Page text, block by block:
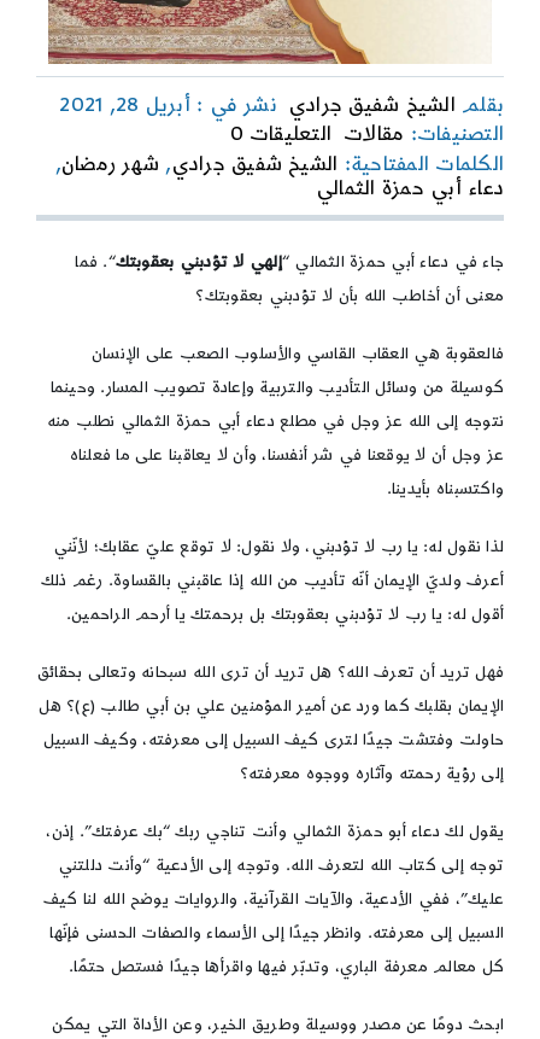
بقلم الشيخ شفيق جرادي نشر في : أبريل 28, 2021
التصنيفات: مقالات التعليقات 0
حدّثنا
الثمالي
الكلمات المفتاحية: الشيخ شفيق جرادي, شهر رمضان,
دعاء أبي حمزة الثمالي
جاء في دعاء أبي حمزة الثمالي “إلهي لا تؤدبني بعقوبتك“. فما
معنى أن أخاطب الله بأن لا تؤدبني بعقوبتك؟
فالعقوبة هي العقاب القاسي والأسلوب الصعب على الإنسان
كوسيلة من وسائل التأديب والتربية وإعادة تصويب المسار. وحينما
نتوجه إلى الله عز وجل في مطلع دعاء أبي حمزة الثمالي نطلب منه
عز وجل أن لا يوقعنا في شر أنفسنا، وأن لا يعاقبنا على ما فعلناه
واكتسبناه بأيدينا.
لذا نقول له: يا رب لا تؤدبني، ولا نقول: لا توقع عليّ عقابك؛ لأنّني
أعرف ولديّ الإيمان أنّه تأديب من الله إذا عاقبني بالقساوة. رغم ذلك
أقول له: يا رب لا تؤدبني بعقوبتك بل برحمتك يا أرحم الراحمين.
فهل تريد أن تعرف الله؟ هل تريد أن ترى الله سبحانه وتعالى بحقائق
الإيمان بقلبك كما ورد عن أمير المؤمنين علي بن أبي طالب (ع)؟ هل
حاولت وفتشت جيدًا لترى كيف السبيل إلى معرفته، وكيف السبيل
إلى رؤية رحمته وآثاره ووجوه معرفته؟
يقول لك دعاء أبو حمزة الثمالي وأنت تناجي ربك “بك عرفتك”. إذن،
توجه إلى كتاب الله لتعرف الله. وتوجه إلى الأدعية “وأنت دللتني
عليك”، ففي الأدعية، والآيات القرآنية، والروايات يوضح الله لنا كيف
السبيل إلى معرفته. وانظر جيدًا إلى الأسماء والصفات الحسنى فإنّها
كل معالم معرفة الباري، وتدبّر فيها واقرأها جيدًا فستصل حتمًا.
ابحث دومًا عن مصدر ووسيلة وطريق الخير، وعن الأداة التي يمكن